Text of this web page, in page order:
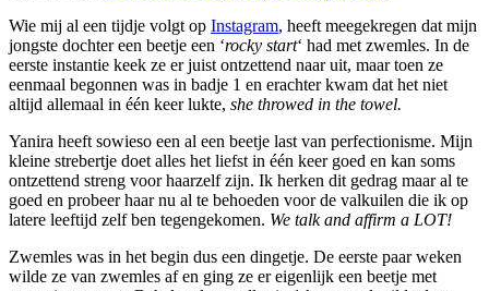
Wie mij al een tijdje volgt op Instagram, heeft meegekregen dat mijn
jongste dochter een beetje een ‘rocky start‘ had met zwemles. In de
eerste instantie keek ze er juist ontzettend naar uit, maar toen ze
eenmaal begonnen was in badje 1 en erachter kwam dat het niet
altijd allemaal in één keer lukte, she throwed in the towel.
Yanira heeft sowieso een al een beetje last van perfectionisme. Mijn
kleine strebertje doet alles het liefst in één keer goed en kan soms
ontzettend streng voor haarzelf zijn. Ik herken dit gedrag maar al te
goed en probeer haar nu al te behoeden voor de valkuilen die ik op
latere leeftijd zelf ben tegengekomen. We talk and affirm a LOT!
Zwemles was in het begin dus een dingetje. De eerste paar weken
wilde ze van zwemles af en ging ze er eigenlijk een beetje met